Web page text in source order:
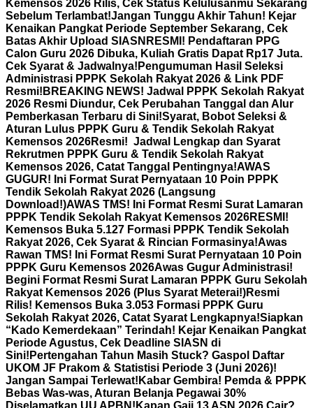
Kemensos 2026 Rilis, Cek Status Kelulusanmu Sekarang
Sebelum Terlambat!Jangan Tunggu Akhir Tahun! Kejar
Kenaikan Pangkat Periode September Sekarang, Cek
Batas Akhir Upload SIASN RESMI! Pendaftaran PPG
Calon Guru 2026 Dibuka, Kuliah Gratis Dapat Rp17 Juta.
Cek Syarat & Jadwalnya! Pengumuman Hasil Seleksi
Administrasi PPPK Sekolah Rakyat 2026 & Link PDF
Resmi! BREAKING NEWS! Jadwal PPPK Sekolah Rakyat
2026 Resmi Diundur, Cek Perubahan Tanggal dan Alur
Pemberkasan Terbaru di Sini!Syarat, Bobot Seleksi &
Aturan Lulus PPPK Guru & Tendik Sekolah Rakyat
Kemensos 2026Resmi! Jadwal Lengkap dan Syarat
Rekrutmen PPPK Guru & Tendik Sekolah Rakyat
Kemensos 2026, Catat Tanggal Pentingnya!AWAS
GUGUR! Ini Format Surat Pernyataan 10 Poin PPPK
Tendik Sekolah Rakyat 2026 (Langsung
Download!)AWAS TMS! Ini Format Resmi Surat Lamaran
PPPK Tendik Sekolah Rakyat Kemensos 2026RESMI!
Kemensos Buka 5.127 Formasi PPPK Tendik Sekolah
Rakyat 2026, Cek Syarat & Rincian Formasinya!Awas
Rawan TMS! Ini Format Resmi Surat Pernyataan 10 Poin
PPPK Guru Kemensos 2026Awas Gugur Administrasi!
Begini Format Resmi Surat Lamaran PPPK Guru Sekolah
Rakyat Kemensos 2026 (Plus Syarat Meterai!)Resmi
Rilis! Kemensos Buka 3.053 Formasi PPPK Guru
Sekolah Rakyat 2026, Catat Syarat Lengkapnya!Siapkan
“Kado Kemerdekaan” Terindah! Kejar Kenaikan Pangkat
Periode Agustus, Cek Deadline SIASN di
Sini! Pertengahan Tahun Masih Stuck? Gaspol Daftar
UKOM JF Prakom & Statistisi Periode 3 (Juni 2026)!
Jangan Sampai Terlewat! Kabar Gembira! Pemda & PPPK
Bebas Was-was, Aturan Belanja Pegawai 30%
Diselamatkan UU APBN! Kapan Gaji 13 ASN 2026 Cair?